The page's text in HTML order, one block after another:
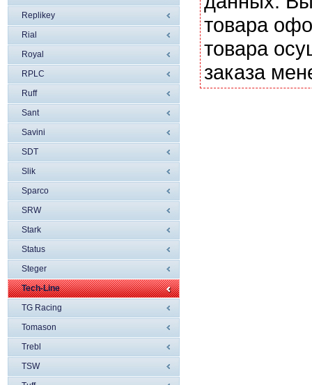
Replikey
Rial
Royal
RPLC
Ruff
Sant
Savini
SDT
Slik
Sparco
SRW
Stark
Status
Steger
Tech-Line
TG Racing
Tomason
Trebl
TSW
товара
товара
заказа